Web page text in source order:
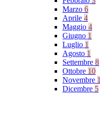
Marzo 6
Aprile 4
Maggio 4
Giugno 1
Luglio 1
Agosto 1
Settembre 8
Ottobre 10
Novembre 1
Dicembre 5